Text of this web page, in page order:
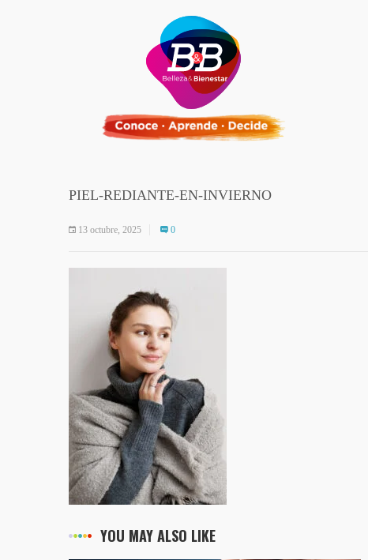
PIEL-REDIANTE-EN-INVIERNO
13 octubre, 2025 0
YOU MAY ALSO LIKE